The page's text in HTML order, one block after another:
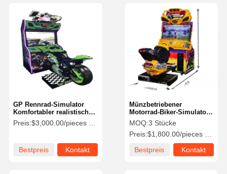
Münzbetriebener
Motorrad-Biker-Simulator
Motorrad-
Bewegungssimulator für
Funzone
MOQ:3 Stücke
Preis:$1,800.00/pieces 3-4 pieces
Bestpreis
Kontakt
GP Rennrad-Simulator
Komfortabler realistischer
Motorradsimulator mit 42"
Monitor
Preis:$3,000.00/pieces 1-4 pieces
Bestpreis Kontakt